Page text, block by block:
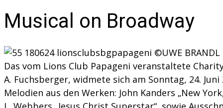
Musical on Broadway
Das vom Lions Club Papageni veranstaltete
A. Fuchsberger, widmete sich am Sonntag, 24.
Melodien aus den Werken: John Kanders „New